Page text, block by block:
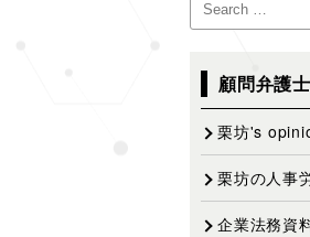
索:
顧問弁護士
栗坊's
栗坊の人事
企業法務資